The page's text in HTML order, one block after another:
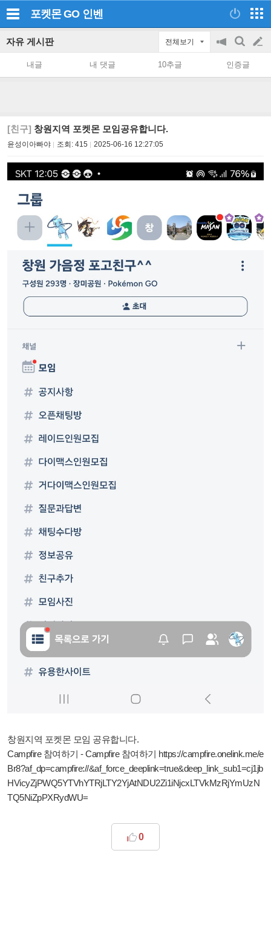
포켓몬 GO 인벤
자유 게시판 전체보기
공
on/off
검
색
글
쓰
내글 내 댓글 10추글 인증글
[친구] 창원지역 포켓몬 모임공유합니다.
윤성이아빠야 조회: 415 2025-06-16 12:27:05
창원지역 포켓몬 모임 공유합니다.
Campfire 참여하기 - Campfire 참여하기
https://campfire.onelink.me/e
Br8?af_dp=campfire://&af_force_deeplink=true&deep_link_sub1=cj1jb
HVicyZjPWQ5YTVhYTRjLTY2YjAtNDU2Zi1iNjcxLTVkMzRjYmUzN
TQ5NiZpPXRydWU=
0